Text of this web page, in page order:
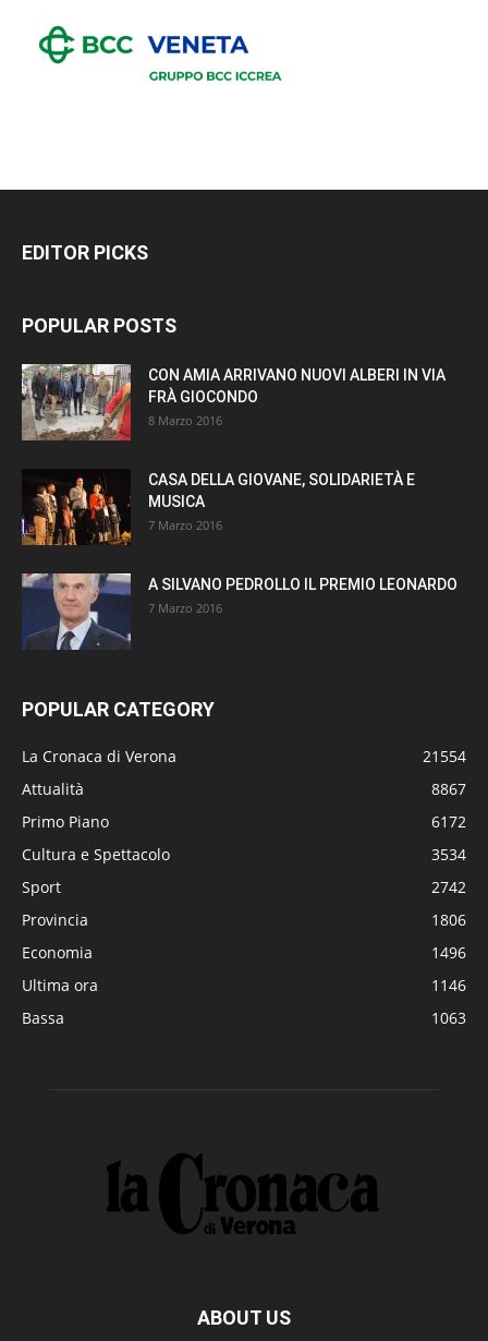
EDITOR PICKS
POPULAR POSTS
CON AMIA ARRIVANO NUOVI ALBERI IN VIA
FRÀ GIOCONDO
8 Marzo 2016
CASA DELLA GIOVANE, SOLIDARIETÀ E
MUSICA
7 Marzo 2016
A SILVANO PEDROLLO IL PREMIO LEONARDO
7 Marzo 2016
POPULAR CATEGORY
La Cronaca di Verona
21554
Attualità
8867
Primo Piano
6172
Cultura e Spettacolo
3534
Sport
2742
Provincia
1806
Economia
1496
Ultima ora
1146
Bassa
1063
ABOUT US